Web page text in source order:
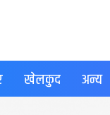
खेलकुद अन्य